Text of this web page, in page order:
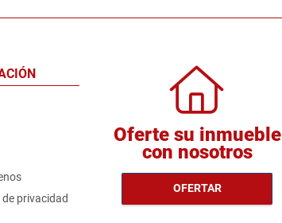
privacidad
Oferte su inmueble
con nosotros
OFERTAR